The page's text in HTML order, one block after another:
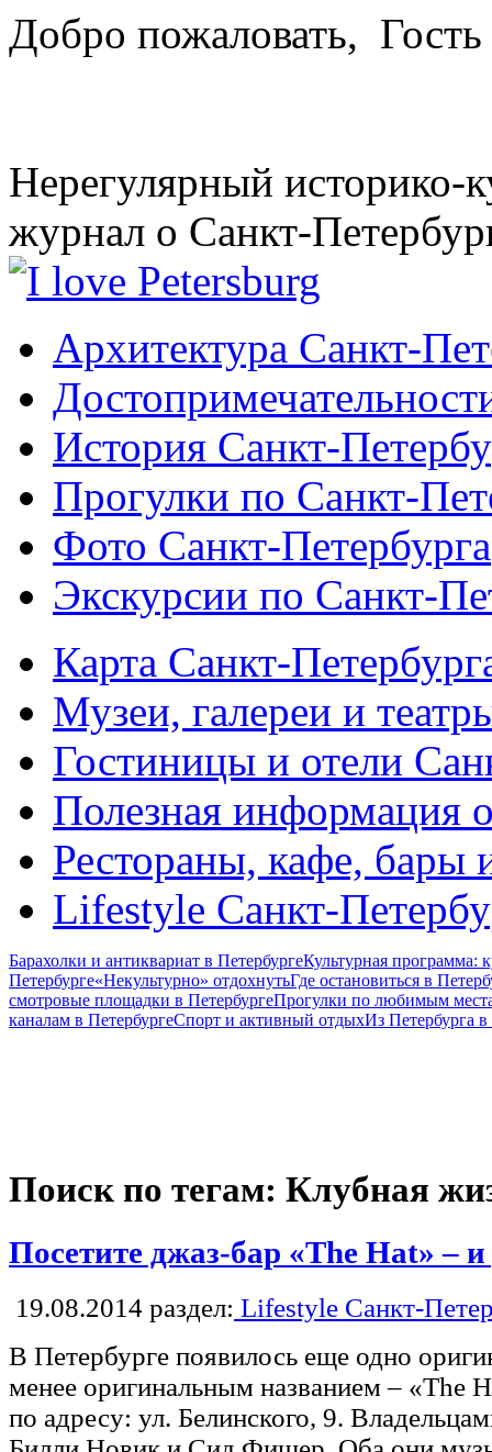
Добро пожаловать, Гость
Нерегулярный историко-
журнал о Санкт-
Архитектура Санкт-
История Санкт-
Прогулки по Санкт-
Фото Санкт-Петербурга
Экскурсии по Санкт-
Карта Санкт-
Музеи, галереи и
Гостиницы и отели
Полезная информация
Рестораны, кафе, бары
Lifestyle Санкт-
Барахолки и антиквариат в ПетербургеКультурная программа:
Петербурге«Некультурно» отдохнутьГде остановиться в
смотровые площадки в ПетербургеПрогулки по любимым
каналам в ПетербургеСпорт и активный отдыхИз Петербурга
Поиск по тегам: Клубная
Посетите джаз-бар «The Hat» –
19.08.2014 раздел: Lifestyle Санкт-
В Петербурге появилось еще одно
менее оригинальным названием – «The
по адресу: ул. Белинского, 9.